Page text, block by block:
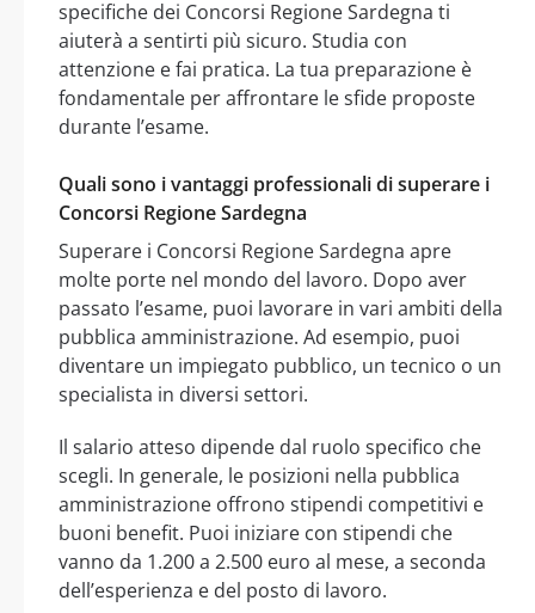
specifiche dei Concorsi Regione Sardegna ti
aiuterà a sentirti più sicuro. Studia con
attenzione e fai pratica. La tua preparazione è
fondamentale per affrontare le sfide proposte
durante l’esame.
Quali sono i vantaggi professionali di superare i
Concorsi Regione Sardegna
Superare i Concorsi Regione Sardegna apre
molte porte nel mondo del lavoro. Dopo aver
passato l’esame, puoi lavorare in vari ambiti della
pubblica amministrazione. Ad esempio, puoi
diventare un impiegato pubblico, un tecnico o un
specialista in diversi settori.
Il salario atteso dipende dal ruolo specifico che
scegli. In generale, le posizioni nella pubblica
amministrazione offrono stipendi competitivi e
buoni benefit. Puoi iniziare con stipendi che
vanno da 1.200 a 2.500 euro al mese, a seconda
dell’esperienza e del posto di lavoro.